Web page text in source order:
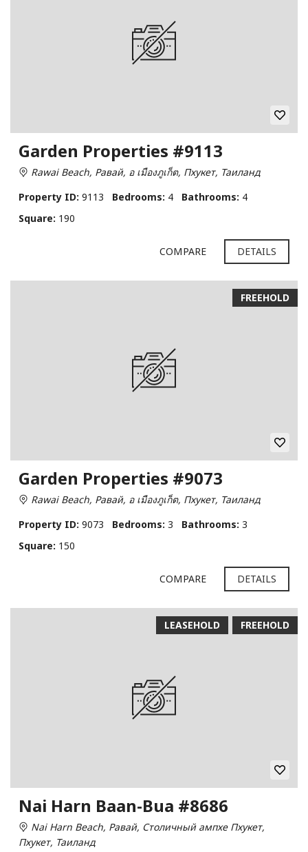
Garden Properties #9113
Rawai Beach, Равай, อ เมืองภูเก็ต, Пхукет, Таиланд
Property ID: 9113 Bedrooms: 4 Bathrooms: 4
Square: 190
COMPARE DETAILS
FREEHOLD
Garden Properties #9073
Rawai Beach, Равай, อ เมืองภูเก็ต, Пхукет, Таиланд
Property ID: 9073 Bedrooms: 3 Bathrooms: 3
Square: 150
COMPARE DETAILS
FREEHOLD
LEASEHOLD
Nai Harn Baan-Bua #8686
Nai Harn Beach, Равай, Столичный ампхе Пхукет,
Пхукет, Таиланд